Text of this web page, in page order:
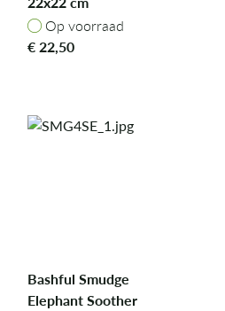
Op voorraad
Op voorraad
€22,50
Bashful Smudge
Elephant Soother